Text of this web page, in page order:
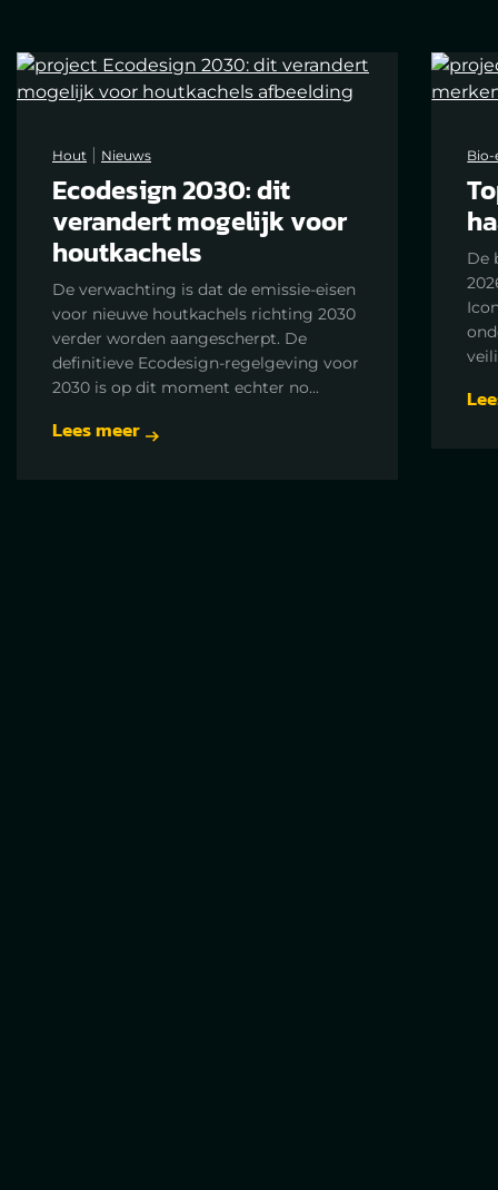
Hout Nieuws
Ecodesign 2030: dit
verandert mogelijk voor
houtkachels
De verwachting is dat de emissie-eisen
voor nieuwe houtkachels richting 2030
verder worden aangescherpt. De
definitieve Ecodesign-regelgeving voor
2030 is op dit moment echter no...
Lees meer
De